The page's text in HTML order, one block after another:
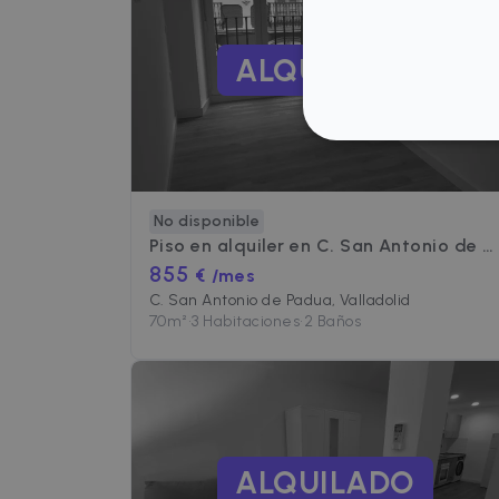
ALQUILADO
No disponible
Piso en alquiler en C. San Antonio de Padua
855 € /mes
C. San Antonio de Padua, Valladolid
70m²•3 Habitaciones•2 Baños
ALQUILADO
Las cookies
administración de la
CookieScriptConsent